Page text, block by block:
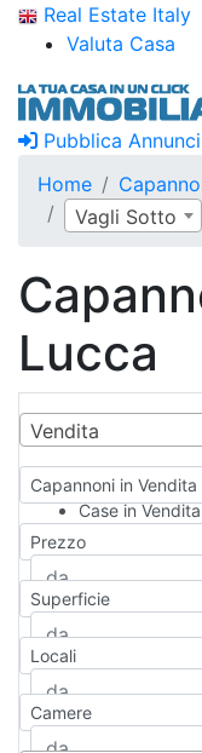
Real Estate Italy
Valuta Casa
Pubblica Annunci
Home
Vagli Sotto
Lucca
Vendita
Capannoni in Vendita
Case in Vendita
Qualsiasi
Appartamento
Casa
Casa Semi-
Attico/
Rustico/Casale
Prezzo
Superficie
Locali
Camere